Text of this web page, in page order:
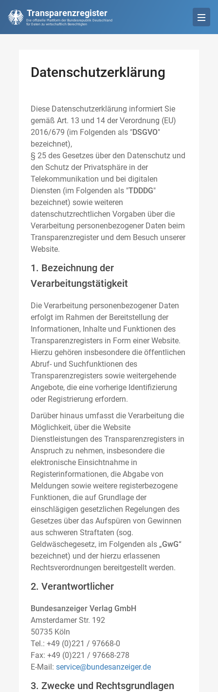
Transparenzregister
Die offizielle Plattform der Bundesrepublik Deutschland
für Daten zu wirtschaftlich Berechtigten
Datenschutzerklärung
Diese Datenschutzerklärung informiert Sie
gemäß Art. 13 und 14 der Verordnung (EU)
2016/679 (im Folgenden als "DSGVO"
bezeichnet),
§ 25 des Gesetzes über den Datenschutz und
den Schutz der Privatsphäre in der
Telekommunikation und bei digitalen
Diensten (im Folgenden als "TDDDG"
bezeichnet) sowie weiteren
datenschutzrechtlichen Vorgaben über die
Verarbeitung personenbezogener Daten beim
Transparenzregister und dem Besuch unserer
Website.
1. Bezeichnung der
Verarbeitungstätigkeit
Die Verarbeitung personenbezogener Daten
erfolgt im Rahmen der Bereitstellung der
Informationen, Inhalte und Funktionen des
Transparenzregisters in Form einer Website.
Hierzu gehören insbesondere die öffentlichen
Abruf- und Suchfunktionen des
Transparenzregisters sowie weitergehende
Angebote, die eine vorherige Identifizierung
oder Registrierung erfordern.
Darüber hinaus umfasst die Verarbeitung die
Möglichkeit, über die Website
Dienstleistungen des Transparenzregisters in
Anspruch zu nehmen, insbesondere die
elektronische Einsichtnahme in
Registerinformationen, die Abgabe von
Meldungen sowie weitere registerbezogene
Funktionen, die auf Grundlage der
einschlägigen gesetzlichen Regelungen des
Gesetzes über das Aufspüren von Gewinnen
aus schweren Straftaten (sog.
Geldwäschegesetz, im Folgenden als „GwG“
bezeichnet) und der hierzu erlassenen
Rechtsverordnungen bereitgestellt werden.
2. Verantwortlicher
Bundesanzeiger Verlag GmbH
Amsterdamer Str. 192
50735 Köln
Tel.: +49 (0)221 / 97668-0
Fax: +49 (0)221 / 97668-278
E-Mail: service@bundesanzeiger.de
3. Zwecke und Rechtsgrundlagen